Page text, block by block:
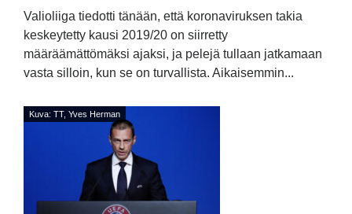
Valioliiga tiedotti tänään, että koronaviruksen takia
keskeytetty kausi 2019/20 on siirretty
määräämättömäksi ajaksi, ja pelejä tullaan jatkamaan
vasta silloin, kun se on turvallista. Aikaisemmin...
Kuva: TT, Yves Herman